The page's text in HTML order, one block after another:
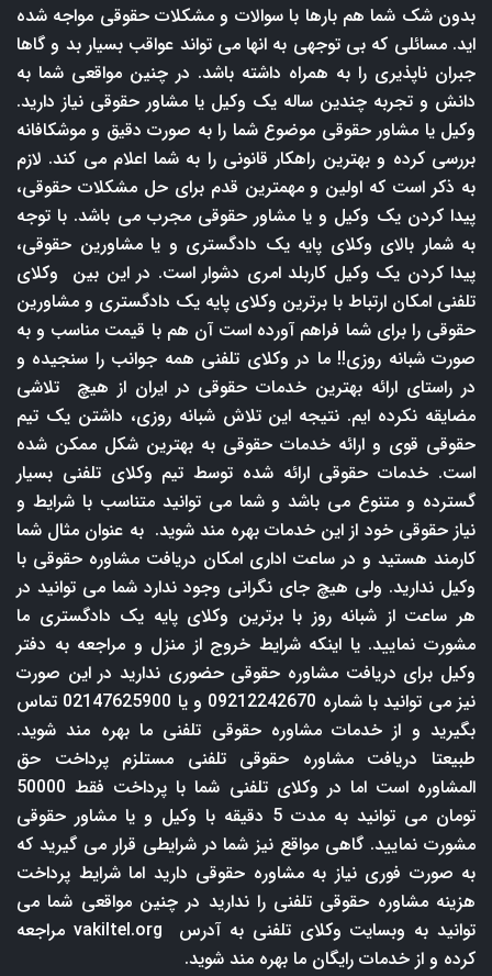
بدون شک شما هم بارها با سوالات و مشکلات حقوقی مواجه شده
اید. مسائلی که بی توجهی به انها می تواند عواقب بسیار بد و گاها
جبران ناپذیری را به همراه داشته باشد. در چنین مواقعی شما به
دانش و تجربه چندین ساله یک وکیل یا مشاور حقوقی نیاز دارید.
وکیل یا مشاور حقوقی موضوع شما را به صورت دقیق و موشکافانه
بررسی کرده و بهترین راهکار قانونی را به شما اعلام می کند. لازم
به ذکر است که اولین و مهمترین قدم برای حل مشکلات حقوقی،
پیدا کردن یک وکیل و یا مشاور حقوقی مجرب می باشد. با توجه
به شمار بالای وکلای پایه یک دادگستری و یا مشاورین حقوقی،
پیدا کردن یک وکیل کاربلد امری دشوار است. در این بین وکلای
تلفنی امکان ارتباط با برترین وکلای پایه یک دادگستری و مشاورین
حقوقی را برای شما فراهم آورده است آن هم با قیمت مناسب و به
صورت شبانه روزی!! ما در وکلای تلفنی همه جوانب را سنجیده و
در راستای ارائه بهترین خدمات حقوقی در ایران از هیچ تلاشی
مضایقه نکرده ایم. نتیجه این تلاش شبانه روزی، داشتن یک تیم
حقوقی قوی و ارائه خدمات حقوقی به بهترین شکل ممکن شده
است. خدمات حقوقی ارائه شده توسط تیم وکلای تلفنی بسیار
گسترده و متنوع می باشد و شما می توانید متناسب با شرایط و
نیاز حقوقی خود از این خدمات بهره مند شوید. به عنوان مثال شما
کارمند هستید و در ساعت اداری امکان دریافت مشاوره حقوقی با
وکیل ندارید. ولی هیچ جای نگرانی وجود ندارد شما می توانید در
هر ساعت از شبانه روز با برترین وکلای پایه یک دادگستری ما
مشورت نمایید. یا اینکه شرایط خروج از منزل و مراجعه به دفتر
وکیل برای دریافت مشاوره حقوقی حضوری ندارید در این صورت
نیز می توانید با شماره 09212242670 و یا 02147625900 تماس
بگیرید و از خدمات مشاوره حقوقی تلفنی ما بهره مند شوید.
طبیعتا دریافت مشاوره حقوقی تلفنی مستلزم پرداخت حق
المشاوره است اما در وکلای تلفنی شما با پرداخت فقط 50000
تومان می توانید به مدت 5 دقیقه با وکیل و یا مشاور حقوقی
مشورت نمایید. گاهی مواقع نیز شما در شرایطی قرار می گیرید که
به صورت فوری نیاز به مشاوره حقوقی دارید اما شرایط پرداخت
هزینه مشاوره حقوقی تلفنی را ندارید در چنین مواقعی شما می
توانید به وبسایت وکلای تلفنی به آدرس vakiltel.orgمراجعه
کرده و از خدمات رایگان ما بهره مند شوید.